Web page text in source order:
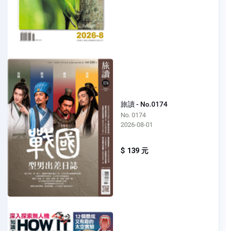
旅讀 - No.0174
No. 0174
2026-08-01
$ 139 元